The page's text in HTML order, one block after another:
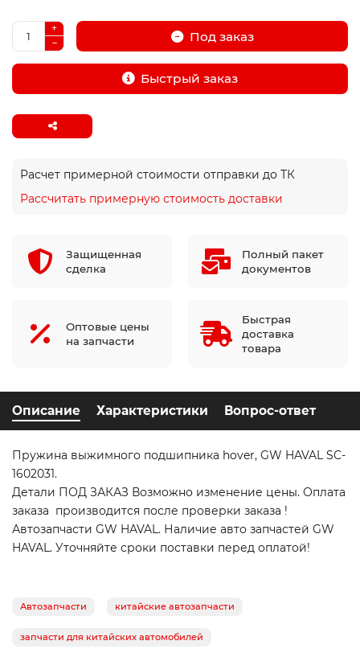
Под заказ
Быстрый заказ
Расчет примерной стоимости отправки до ТК
Рассчитать примерную стоимость доставки
Защищенная
сделка
Полный пакет
документов
Оптовые цены
на запчасти
Быстрая
доставка
товара
Описание Характеристики Вопрос-ответ
Пружина выжимного подшипника hover, GW HAVAL SC-
1602031.
Детали ПОД ЗАКАЗ Возможно изменение цены. Оплата
заказа производится после проверки заказа !
Автозапчасти GW HAVAL. Наличие авто запчастей GW
HAVAL. Уточняйте сроки поставки перед оплатой!
Автозапчасти китайские автозапчасти
запчасти для китайских автомобилей